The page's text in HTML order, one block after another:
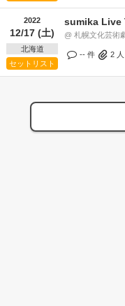
2022
12/17 (土)
北海道
セットリスト
sumika Live
@ 札幌文化芸術
-- 件 2 人